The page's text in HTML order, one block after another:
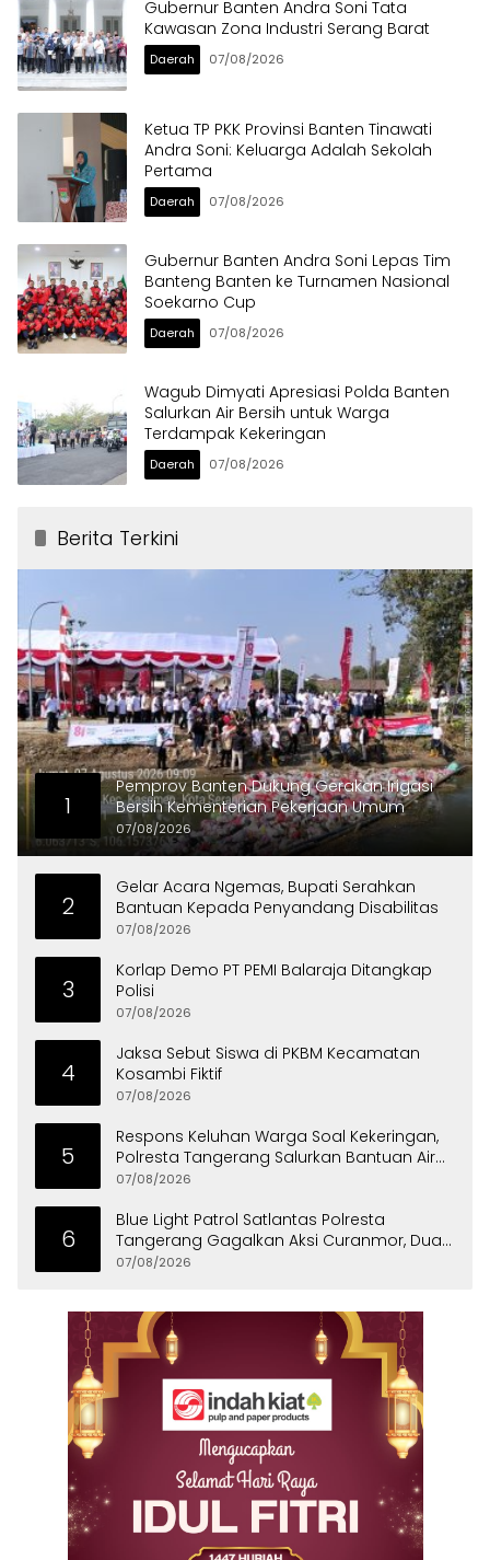
Gubernur Banten Andra Soni Tata
Kawasan Zona Industri Serang Barat
Daerah 07/08/2026
Ketua TP PKK Provinsi Banten Tinawati
Andra Soni: Keluarga Adalah Sekolah
Pertama
Daerah 07/08/2026
Gubernur Banten Andra Soni Lepas Tim
Banteng Banten ke Turnamen Nasional
Soekarno Cup
Daerah 07/08/2026
Wagub Dimyati Apresiasi Polda Banten
Salurkan Air Bersih untuk Warga
Terdampak Kekeringan
Daerah 07/08/2026
Berita Terkini
1
Pemprov Banten Dukung Gerakan Irigasi
Bersih Kementerian Pekerjaan Umum
07/08/2026
2
Gelar Acara Ngemas, Bupati Serahkan
Bantuan Kepada Penyandang Disabilitas
07/08/2026
3
Korlap Demo PT PEMI Balaraja Ditangkap
Polisi
07/08/2026
4
Jaksa Sebut Siswa di PKBM Kecamatan
Kosambi Fiktif
07/08/2026
5
Respons Keluhan Warga Soal Kekeringan,
Polresta Tangerang Salurkan Bantuan Air
Bersih ke Panongan
07/08/2026
6
Blue Light Patrol Satlantas Polresta
Tangerang Gagalkan Aksi Curanmor, Dua
Pria Diamankan
07/08/2026